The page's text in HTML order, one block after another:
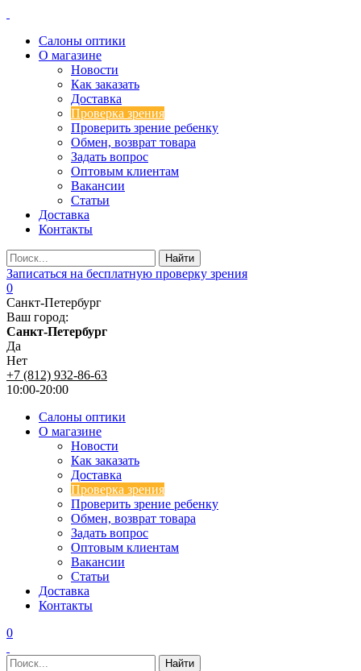
Салоны оптики
О магазине
Новости
Как заказать
Доставка
Проверка зрения
Проверить зрение ребенку
Обмен, возврат товара
Задать вопрос
Оптовым клиентам
Вакансии
Статьи
Доставка
Контакты
Записаться на бесплатную проверку зрения
0
Санкт-Петербург
Ваш город:
Санкт-Петербург
Да
Нет
+7 (812) 932-86-63
10:00-20:00
Салоны оптики
О магазине
Новости
Как заказать
Доставка
Проверка зрения
Проверить зрение ребенку
Обмен, возврат товара
Задать вопрос
Оптовым клиентам
Вакансии
Статьи
Доставка
Контакты
0